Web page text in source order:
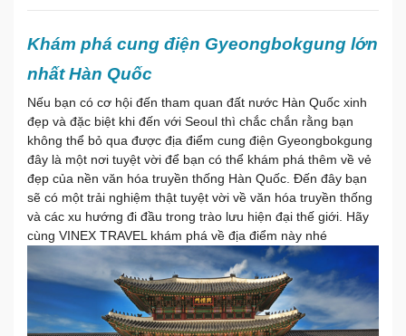
Khám phá cung điện Gyeongbokgung lớn
nhất Hàn Quốc
Nếu bạn có cơ hội đến tham quan đất nước Hàn Quốc xinh
đẹp và đặc biệt khi đến với Seoul thì chắc chắn rằng bạn
không thể bỏ qua được địa điểm cung điện Gyeongbokgung
đây là một nơi tuyệt vời để bạn có thể khám phá thêm về vẻ
đẹp của nền văn hóa truyền thống Hàn Quốc. Đến đây bạn
sẽ có một trải nghiệm thật tuyệt vời về văn hóa truyền thống
và các xu hướng đi đầu trong trào lưu hiện đại thế giới. Hãy
cùng VINEX TRAVEL khám phá về địa điểm này nhé